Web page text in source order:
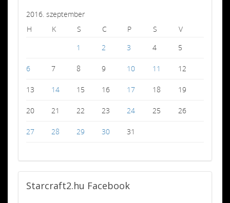
2016. szeptember
H
K S C P S
V
1
2 3 4 5
6 7 8 9 10 11 12
13 14 15 16 17 18 19
20 21 22 23 24 25 26
27 28 29 30 31
Starcraft2.hu Facebook